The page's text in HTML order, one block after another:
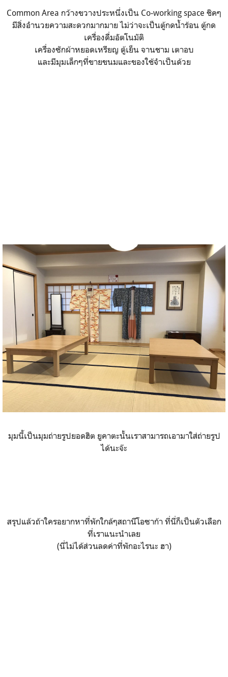
Common Area กว้างขวางประหนึ่งเป็น Co-working space ชิคๆ
มีสิ่งอำนวยความสะดวกมากมาย ไม่ว่าจะเป็นตู้กดน้ำร้อน ตู้กด
เครื่องดื่มอัตโนมัติ
เครื่องซักผ้าหยอดเหรียญ ตู้เย็น จานชาม เตาอบ
และมีมุมเล็กๆที่ขายขนมและของใช้จำเป็นด้วย
มุมนี้เป็นมุมถ่ายรูปยอดฮิต ยูคาตะนั้นเราสามารถเอามาใส่ถ่ายรูป
ได้นะจ๊ะ
สรุปแล้วถ้าใครอยากหาที่พักใกล้ๆสถานีโอซาก้า ที่นี่ก็เป็นตัวเลือก
ที่เราแนะนำเลย
(นี่ไม่ได้ส่วนลดค่าที่พักอะไรนะ ฮา)